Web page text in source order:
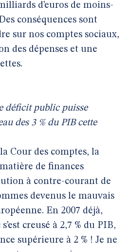
d’euros de moins-
conséquences sont
sur nos comptes sociaux,
des dépenses et une
déficit public puisse
des 3 % du PIB cette
Cour des comptes, la
de finances
à contre-courant de
devenus le mauvais
En 2007 déjà,
creusé à 2,7 % du PIB,
supérieure à 2 % ! Je ne